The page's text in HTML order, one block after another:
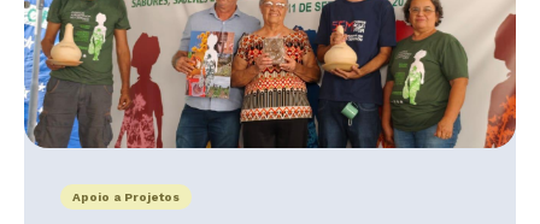
Apoio a Projetos